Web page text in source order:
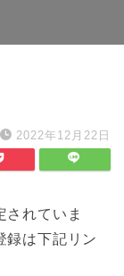
2022年12月22日
されていま
録は下記リン